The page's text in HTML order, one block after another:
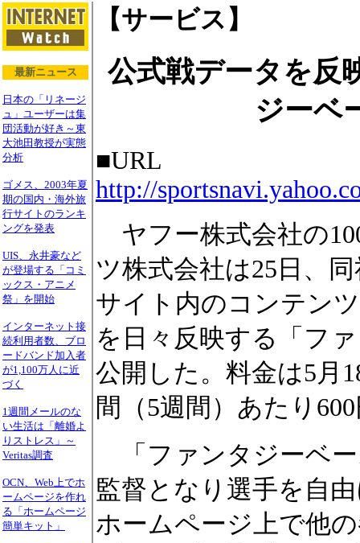
最新ニュース
日本の「リネージ
ュ」ユーザーは集
団活動が好き～東
大池田教授が実態
分析
ゴメス、2003年夏
期の国内・海外旅
行サイトのランキ
ングを発表
UIS、永井豪など
が登場する「コミ
ックス・アニメ
祭」を開始
インターネット接
続利用者数、ブロ
ードバンド加入者
が1,100万人に近
づく
1週間メールのな
い生活は「離婚よ
りストレス」～
Veritas調査
OCN、Web上でホ
ームページを作れ
る「ホームページ
簡単キット」
【サービス】
公式戦データを反
ジーベ
■URL
http://
ヤフー株式会社の
ツ株式会社は25日、
サイト内のコンテン
を日々反映する「フ
公開した。料金は5月
間（5週間）あたり
「ファンタジーベ
監督となり選手を自
ホームページ上で他